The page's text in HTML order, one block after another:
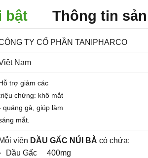
bật Thông tin
TY CỔ PHẦN TANIPHARCO
Nam
trợ giảm các
chứng: khô mắt
quáng gà, giúp làm
mắt.
Mỗi viên DẦU GẤC NÚI BÀ có chứa:
Dầu Gấc 400mg